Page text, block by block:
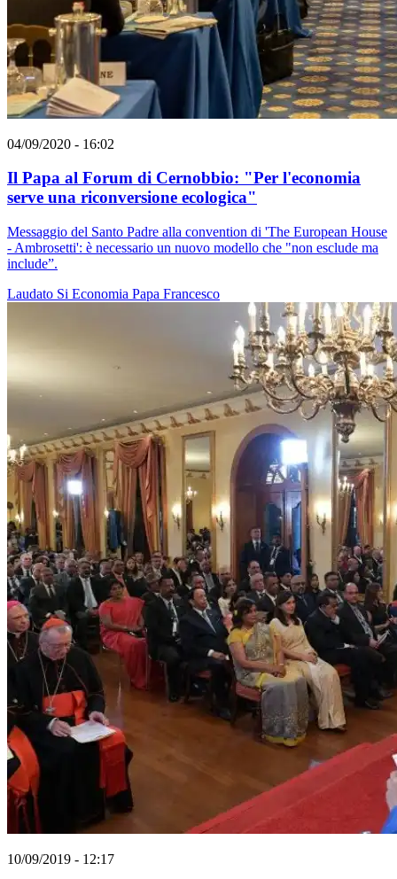
04/09/2020 - 16:02
Il Papa al Forum di Cernobbio: "Per l'economia
serve una riconversione ecologica"
Messaggio del Santo Padre alla convention di 'The European House
- Ambrosetti': è necessario un nuovo modello che "non esclude ma
include”.
Laudato Si Economia Papa Francesco
10/09/2019 - 12:17